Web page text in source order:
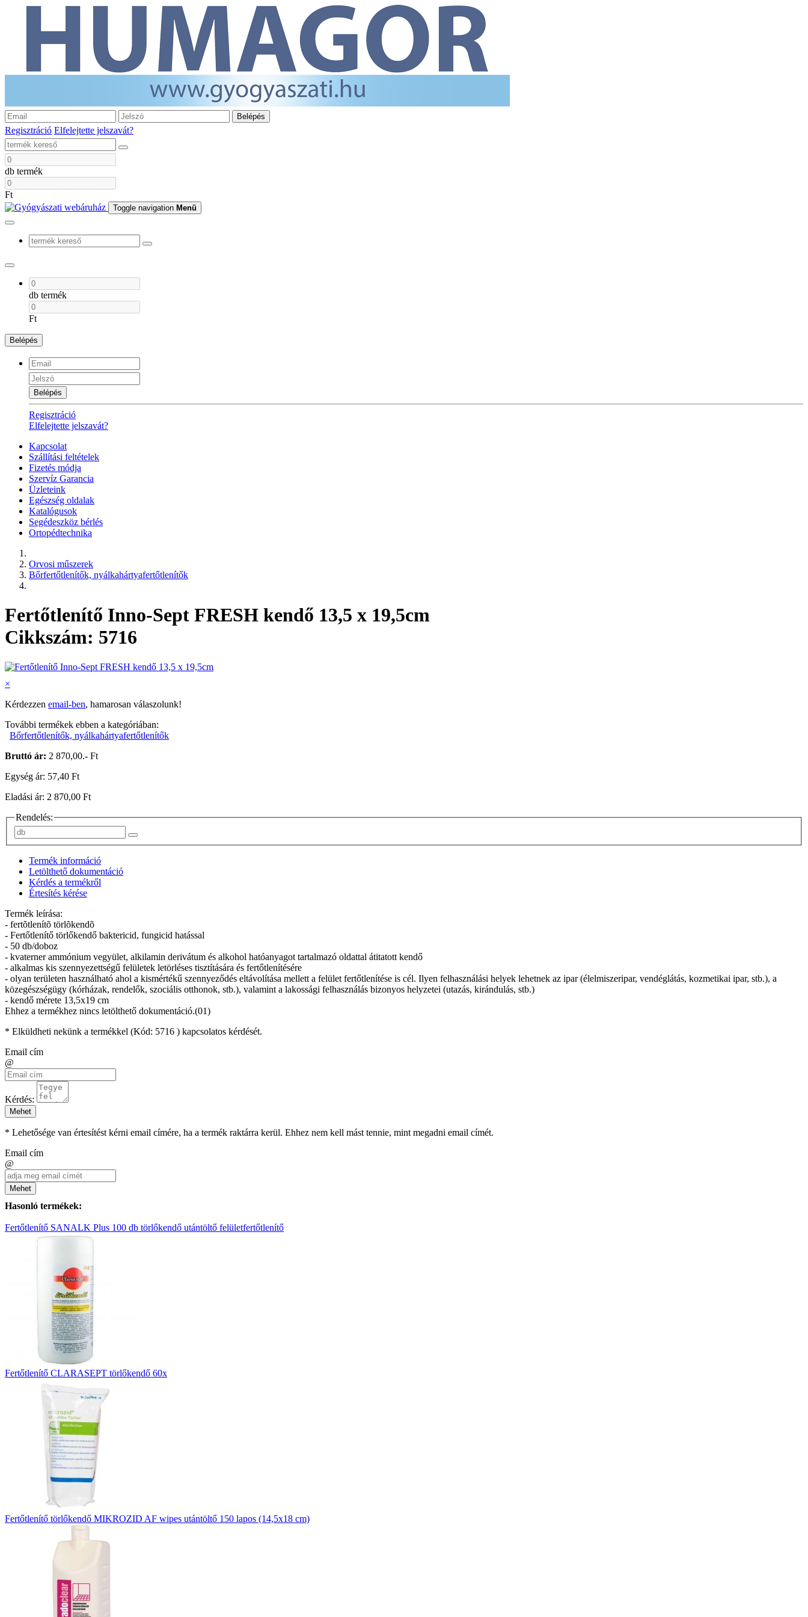
Belépés
Regisztráció Elfelejtette jelszavát?
db termék
Ft
Toggle navigation Menü
db termék
Ft
Belépés
Belépés
Regisztráció
Elfelejtette jelszavát?
Kapcsolat
Szállítási feltételek
Fizetés módja
Szervíz Garancia
Üzleteink
Egészség oldalak
Katalógusok
Segédeszköz bérlés
Ortopédtechnika
Orvosi műszerek
Bőrfertőtlenítők, nyálkahártyafertőtlenítők
Fertőtlenítő Inno-Sept FRESH kendő 13,5 x 19,5cm
Cikkszám: 5716
×
Kérdezzen email-ben, hamarosan válaszolunk!
További termékek ebben a kategóriában:
Bőrfertőtlenítők, nyálkahártyafertőtlenítők
Bruttó ár: 2 870,00.- Ft
Egység ár: 57,40 Ft
Eladási ár: 2 870,00 Ft
Rendelés:
Termék információ
Letölthető dokumentáció
Kérdés a termékről
Értesítés kérése
Termék leírása:
- fertõtlenítõ törlõkendõ
- Fertőtlenítő törlőkendő baktericid, fungicid hatással
- 50 db/doboz
- kvaterner ammónium vegyület, alkilamin derivátum és alkohol hatóanyagot tartalmazó oldattal átitatott kendő
- alkalmas kis szennyezettségű felületek letörléses tisztítására és fertőtlenítésére
- olyan területen használható ahol a kismértékű szennyeződés eltávolítása mellett a felület fertőtlenítése is cél. Ilyen felhasználási helyek lehetnek az ipar (élelmiszeripar, vendéglátás, kozmetikai ipar, stb.), a
közegészségügy (kórházak, rendelők, szociális otthonok, stb.), valamint a lakossági felhasználás bizonyos helyzetei (utazás, kirándulás, stb.)
- kendő mérete 13,5x19 cm
Ehhez a termékhez nincs letölthető dokumentáció.(01)
* Elküldheti nekünk a termékkel (Kód: 5716 ) kapcsolatos kérdését.
Email cím
@
Kérdés:
Mehet
* Lehetősége van értesítést kérni email címére, ha a termék raktárra kerül. Ehhez nem kell mást tennie, mint megadni email címét.
Email cím
@
Mehet
Hasonló termékek:
Fertőtlenítő SANALK Plus 100 db törlőkendő utántöltő felületfertőtlenítő
Fertőtlenítő CLARASEPT törlőkendő 60x
Fertőtlenítő törlőkendő MIKROZID AF wipes utántöltő 150 lapos (14,5x18 cm)